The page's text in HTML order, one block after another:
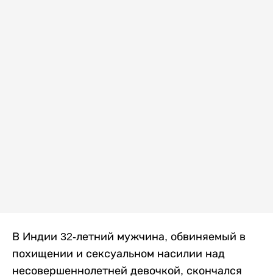
В Индии 32-летний мужчина, обвиняемый в
похищении и сексуальном насилии над
несовершеннолетней девочкой, скончался